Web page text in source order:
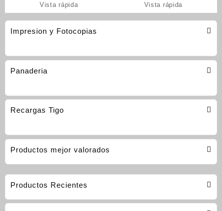
Impresion y Fotocopias
Panaderia
Recargas Tigo
Productos mejor valorados
Vista rápida Vista rápida
Productos Recientes